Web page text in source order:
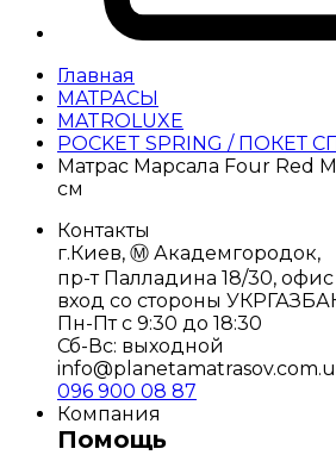
Главная
МАТРАСЫ
MATROLUXE
POCKET SPRING / ПОКЕТ
Матрас Марсала Four Red
см
Контакты
г.Киев, Ⓜ️ Академгородок,
пр-т Палладина 18/30, офис
вход со стороны
Пн-Пт с 9:30 до 18:30
Сб-Вс: выходной
096 900 08 87
Компания
Помощь